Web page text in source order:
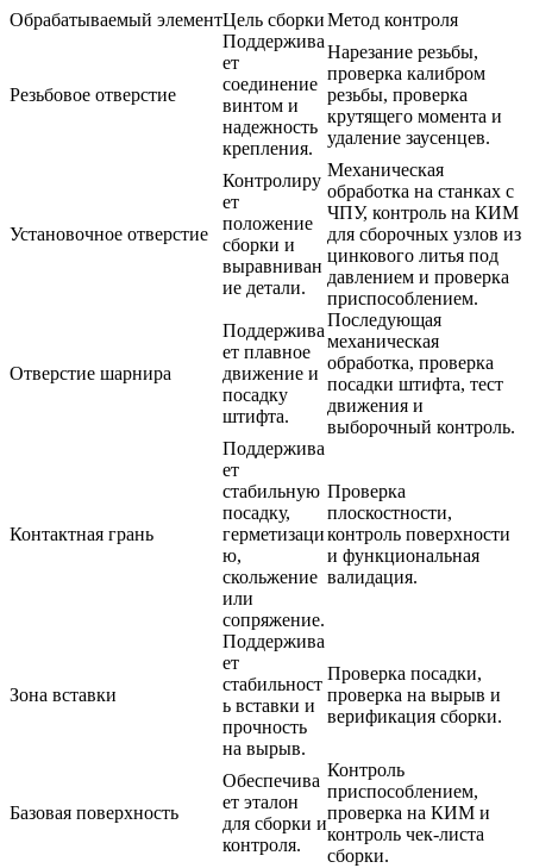
Обрабатываемый элементЦель сборкиМетод контроля
Резьбовое отверстие
Поддержива
ет
соединение
винтом и
надежность
крепления.
Нарезание резьбы,
проверка калибром
резьбы, проверка
крутящего момента и
удаление заусенцев.
Установочное отверстие
Контролиру
ет
положение
сборки и
выравниван
ие детали.
Механическая
обработка на станках с
ЧПУ, контроль на КИМ
для сборочных узлов из
цинкового литья под
давлением и проверка
приспособлением.
Отверстие шарнира
Поддержива
ет плавное
движение и
посадку
штифта.
Последующая
механическая
обработка, проверка
посадки штифта, тест
движения и
выборочный контроль.
Контактная грань
Поддержива
ет
стабильную
посадку,
герметизаци
ю,
скольжение
или
сопряжение.
Проверка
плоскостности,
контроль поверхности
и функциональная
валидация.
Зона вставки
Поддержива
ет
стабильност
ь вставки и
прочность
на вырыв.
Проверка посадки,
проверка на вырыв и
верификация сборки.
Базовая поверхность
Обеспечива
ет эталон
для сборки и
контроля.
Контроль
приспособлением,
проверка на КИМ и
контроль чек-листа
сборки.